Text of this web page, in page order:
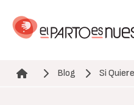
contenido
Ruta de navegación
Blog Si